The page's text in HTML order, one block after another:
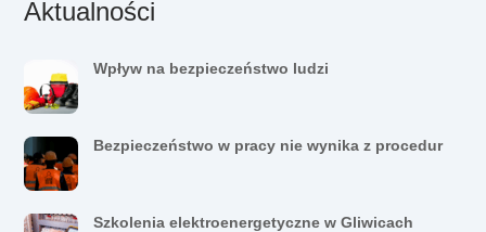
Aktualności
Wpływ na bezpieczeństwo ludzi
Bezpieczeństwo w pracy nie wynika z procedur
Szkolenia elektroenergetyczne w Gliwicach